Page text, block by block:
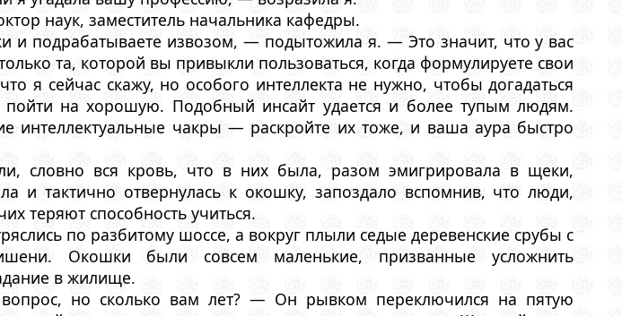
наук, заместитель начальника кафедры.
и подрабатываете извозом, — подытожила я. — Это значит, что у вас
та, которой вы привыкли пользоваться, когда формулируете свои
я сейчас скажу, но особого интеллекта не нужно, чтобы догадаться
пойти на хорошую. Подобный инсайт удается и более тупым людям.
интеллектуальные чакры — раскройте их тоже, и ваша аура быстро
словно вся кровь, что в них была, разом эмигрировала в щеки,
и тактично отвернулась к окошку, запоздало вспомнив, что люди,
теряют способность учиться.
по разбитому шоссе, а вокруг плыли седые деревенские срубы с
Окошки были совсем маленькие, призванные усложнить
в жилище.
но сколько вам лет? — Он рывком переключился на пятую